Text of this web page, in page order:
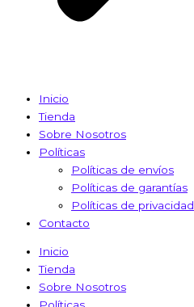
Inicio
Tienda
Sobre Nosotros
Políticas
Políticas de envíos
Políticas de garantías
Políticas de privacidad
Contacto
Inicio
Tienda
Sobre Nosotros